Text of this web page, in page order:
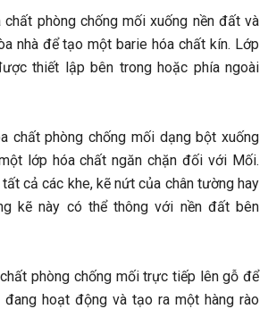
chất phòng chống mối xuống nền đất và
nhà để tạo một barie hóa chất kín. Lớp
thiết lập bên trong hoặc phía ngoài
chất phòng chống mối dạng bột xuống
lớp hóa chất ngăn chặn đối với Mối.
cả các khe, kẽ nứt của chân tường hay
kẽ này có thể thông với nền đất bên
phòng chống mối trực tiếp lên gỗ để
hoạt động và tạo ra một hàng rào